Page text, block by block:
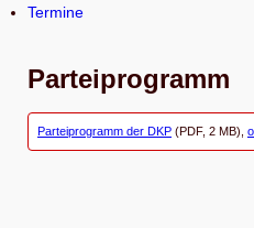
Termine
Parteiprogramm
Parteiprogramm der DKP (PDF, 2 MB),